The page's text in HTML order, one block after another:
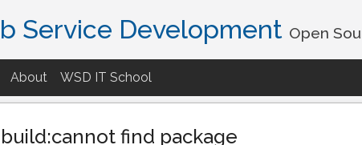
Service Development Open
About WSD IT School
find package